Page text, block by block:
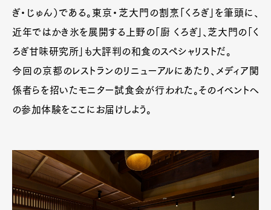
ぎ・じゅん）である。東京・芝大門の割烹「くろぎ」を筆頭に、
近年ではかき氷を展開する上野の「廚 くろぎ」、芝大門の「く
ろぎ甘味研究所」も大評判の和食のスペシャリストだ。
今回の京都のレストランのリニューアルにあたり、メディア関
係者らを招いたモニター試食会が行われた。そのイベントへ
の参加体験をここにお届けしよう。